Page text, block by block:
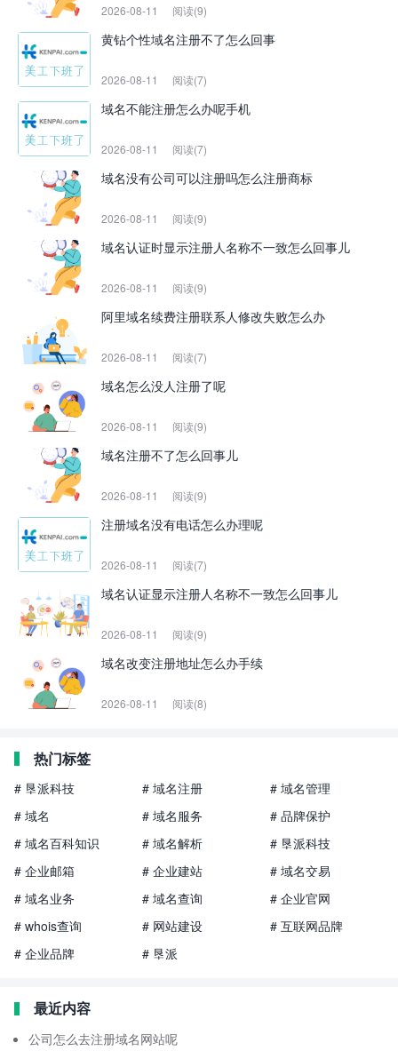
2026-08-11 阅读(9)
黄钻个性域名注册不了怎么回事
2026-08-11 阅读(7)
域名不能注册怎么办呢手机
2026-08-11 阅读(7)
域名没有公司可以注册吗怎么注册商标
2026-08-11 阅读(9)
域名认证时显示注册人名称不一致怎么回事儿
2026-08-11 阅读(9)
阿里域名续费注册联系人修改失败怎么办
2026-08-11 阅读(7)
域名怎么没人注册了呢
2026-08-11 阅读(9)
域名注册不了怎么回事儿
2026-08-11 阅读(9)
注册域名没有电话怎么办理呢
2026-08-11 阅读(7)
域名认证显示注册人名称不一致怎么回事儿
2026-08-11 阅读(9)
域名改变注册地址怎么办手续
2026-08-11 阅读(8)
热门标签
# 垦派科技 # 域名注册
# 域名管理
# 域名
# 域名服务
# 品牌保护
# 域名百科知识
# 域名解析
# 垦派科技
# 企业邮箱
# 企业建站
# 域名交易
# 域名业务
# 域名查询
# 企业官网
# whois查询
# 网站建设
# 互联网品牌
# 企业品牌
# 垦派
最近内容
公司怎么去注册域名网站呢